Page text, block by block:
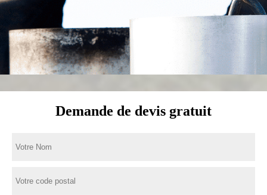
Demande de devis gratuit